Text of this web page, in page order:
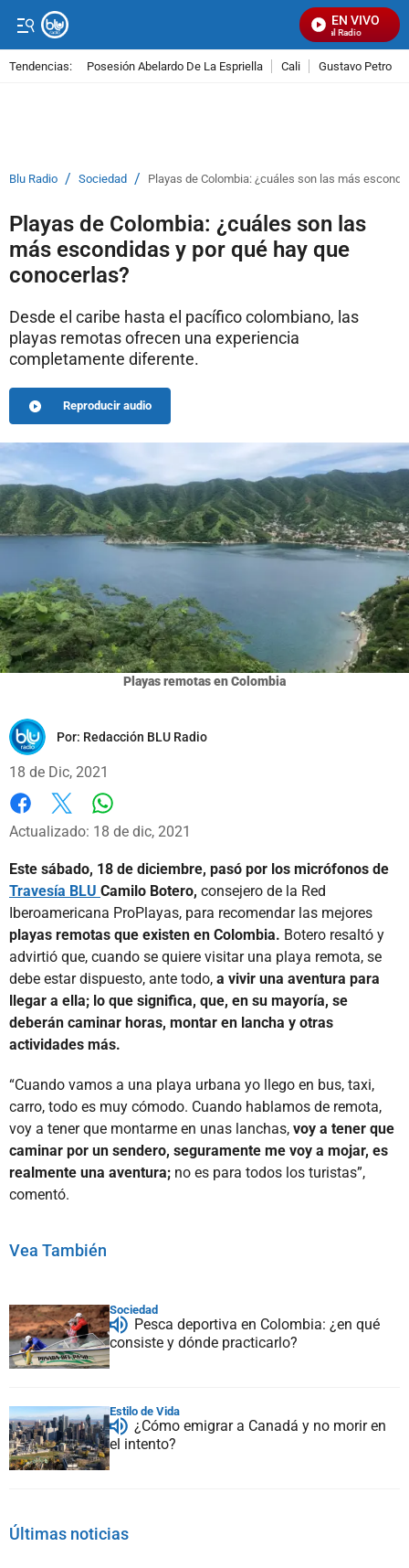
EN VIVO
Señal Visual Radio
Tendencias: Posesión Abelardo De La Espriella Cali Gustavo Petro
Blu Radio / Sociedad / Playas de Colombia: ¿cuáles son las más
Playas de Colombia: ¿cuáles son las
más escondidas y por qué hay que
conocerlas?
Desde el caribe hasta el pacífico colombiano, las
playas remotas ofrecen una experiencia
completamente diferente.
Reproducir audio
Playas remotas en Colombia
Por: Redacción BLU Radio
18 de Dic, 2021
Facebook
X
Actualizado: 18 de dic, 2021
Este sábado, 18 de diciembre, pasó por los micrófonos de
Travesía BLU Camilo Botero, consejero de la Red
Iberoamericana ProPlayas, para recomendar las mejores
playas remotas que existen en Colombia. Botero resaltó y
advirtió que, cuando se quiere visitar una playa remota, se
debe estar dispuesto, ante todo, a vivir una aventura para
llegar a ella; lo que significa, que, en su mayoría, se
deberán caminar horas, montar en lancha y otras
actividades más.
“Cuando vamos a una playa urbana yo llego en bus, taxi,
carro, todo es muy cómodo. Cuando hablamos de remota,
voy a tener que montarme en unas lanchas, voy a tener que
caminar por un sendero, seguramente me voy a mojar, es
realmente una aventura; no es para todos los turistas”,
comentó.
Vea También
Sociedad
Pesca deportiva en Colombia: ¿en qué
consiste y dónde practicarlo?
Estilo de Vida
¿Cómo emigrar a Canadá y no morir en
el intento?
Últimas noticias